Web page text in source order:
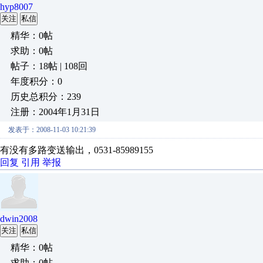
hyp8007
关注 私信
精华：0帖
求助：0帖
帖子：18帖 | 108回
年度积分：0
历史总积分：239
注册：2004年1月31日
发表于：2008-11-03 10:21:39
有没有多路变送输出，0531-85989155
回复 引用 举报
dwin2008
关注 私信
精华：0帖